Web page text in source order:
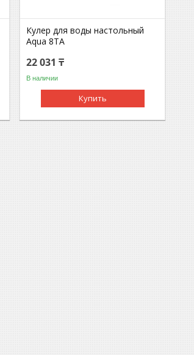
Кулер для воды настольный
Aqua 8TA
22 031 ₸
В наличии
Купить